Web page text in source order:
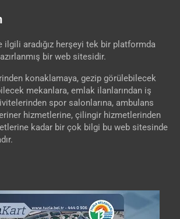
ilgili aradığız herşeyi tek bir platformda
bir web sitesidir.
konaklamaya, gezip görülebilecek
mekanlara, emlak ilanlarından iş
spor salonlarına, ambulans
hizmetlerine, çilingir hizmetlerinden
kadar bir çok bilgi bu web sitesinde